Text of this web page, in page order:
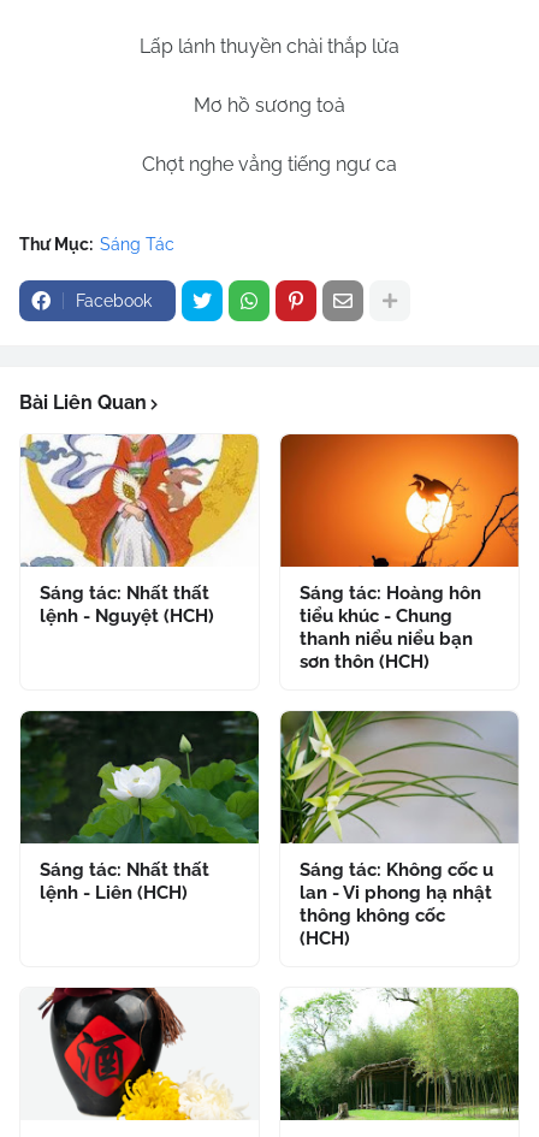
Lấp lánh thuyền chài thắp lửa
Mơ hồ sương toả
Chợt nghe vẳng tiếng ngư ca
Thư Mục: Sáng Tác
Facebook
Bài Liên Quan
Sáng tác: Nhất thất
lệnh - Nguyệt (HCH)
Sáng tác: Hoàng hôn
tiểu khúc - Chung
thanh niểu niểu bạn
sơn thôn (HCH)
Sáng tác: Nhất thất
lệnh - Liên (HCH)
Sáng tác: Không cốc u
lan - Vi phong hạ nhật
thông không cốc
(HCH)